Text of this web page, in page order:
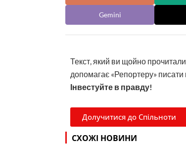
Gemini
Текст, який ви щойно
допомагає «Репортеру» писати
Інвестуйте в правду!
Долучитися до Спільноти
СХОЖІ НОВИНИ